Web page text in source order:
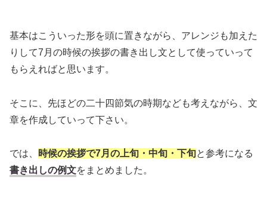
基本はこういった形を頭に置きながら、アレンジも加えた
りして7月の時候の挨拶の書き出し文として使っていって
もらえればと思います。
そこに、先ほどの二十四節気の時期なども考えながら、文
章を作成していって下さい。
では、 時候の挨拶で7月の上旬・中旬・下旬と参考になる
書き出しの例文をまとめました。